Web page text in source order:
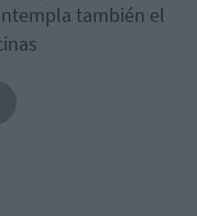
también el